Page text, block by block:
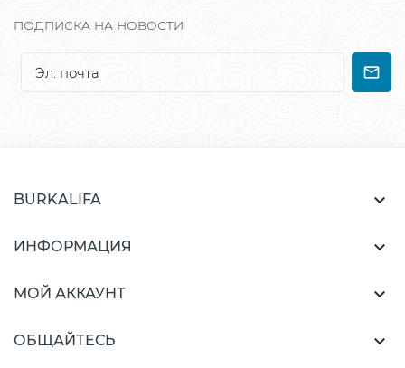
ПОДПИСКА НА НОВОСТИ
BURKALIFA 
ИНФОРМАЦИЯ 
МОЙ АККАУНТ 
ОБЩАЙТЕСЬ 